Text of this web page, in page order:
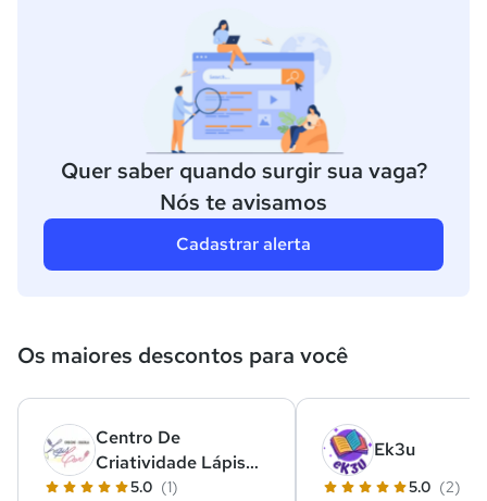
Quer saber quando surgir sua vaga?
Nós te avisamos
Cadastrar alerta
Os maiores descontos para você
Centro De
Criatividade Lápis
De Cor
5.0 (1)
Ek3u
5.0 (2)